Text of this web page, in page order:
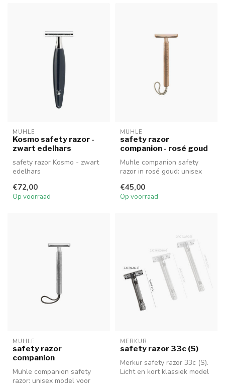
MUHLE
Kosmo safety razor -
zwart edelhars
safety razor Kosmo - zwart
edelhars
€72,00
Op voorraad
MUHLE
safety razor
companion - rosé goud
Muhle companion safety
razor in rosé goud: unisex
vegan s...
€45,00
Op voorraad
MUHLE
safety razor
companion
Muhle companion safety
razor: unisex model voor
MERKUR
safety razor 33c (S)
Merkur safety razor 33c (S).
Licht en kort klassiek model